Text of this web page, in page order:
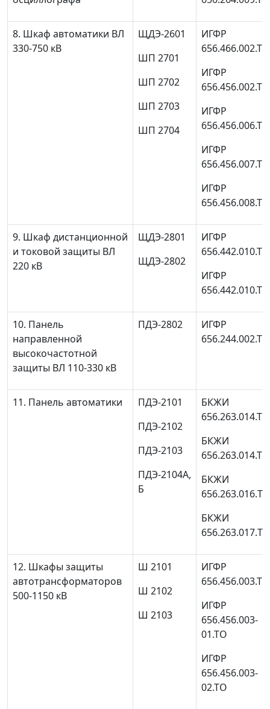
8. Шкаф автоматики ВЛ
330-750 кВ
ЩДЭ-2601
ШП 2701
ШП 2702
ШП 2703
ШП 2704
ИГФР
656.466.002.ТО
ИГФР
656.456.002.ТО
ИГФР
656.456.006.ТО
ИГФР
656.456.007.ТО
ИГФР
656.456.008.ТО
9. Шкаф дистанционной
и токовой защиты ВЛ
220 кВ
ЩДЭ-2801
ЩДЭ-2802
ИГФР
656.442.010.ТО
ИГФР
656.442.010.ТО
10. Панель
направленной
высокочастотной
защиты ВЛ 110-330 кВ
ПДЭ-2802
ИГФР
656.244.002.ТО
11. Панель автоматики
ПДЭ-2101
ПДЭ-2102
ПДЭ-2103
ПДЭ-2104А,
Б
БКЖИ
656.263.014.ТО
БКЖИ
656.263.014.ТО
БКЖИ
656.263.016.TO
БКЖИ
656.263.017.TO
12. Шкафы защиты
автотрансформаторов
500-1150 кВ
Ш 2101
Ш 2102
Ш 2103
ИГФР
ИГФР
656.456.003-
01.ТО
ИГФР
656.456.003-
02.ТО